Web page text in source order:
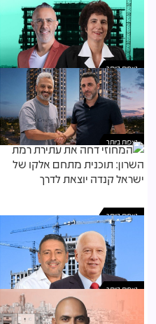
נצפות ביותר
נצפות ביותר
נצפות ביותר
נצפות ביותר